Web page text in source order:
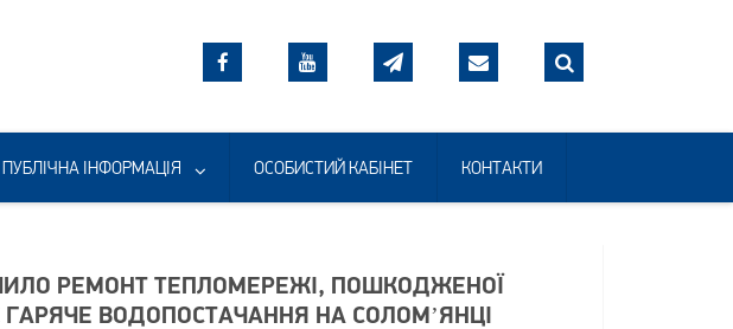
ПУБЛІЧНА ІНФОРМАЦІЯ ОСОБИСТИЙ КАБІНЕТ КОНТАКТИ
РЕМОНТ ТЕПЛОМЕРЕЖІ, ПОШКОДЖЕНОЇ
ВОДОПОСТАЧАННЯ НА СОЛОМ’ЯНЦІ